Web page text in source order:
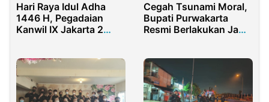
Hari Raya Idul Adha
1446 H, Pegadaian
Kanwil IX Jakarta 2
Cegah Tsunami Moral,
Bupati Purwakarta
Resmi Berlakukan Jam